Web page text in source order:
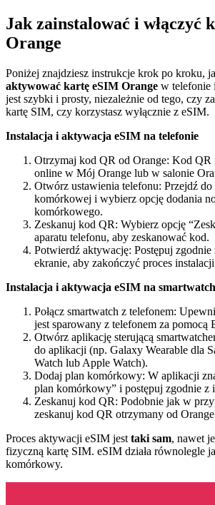
Jak zainstalować i włączyć
Orange
Poniżej znajdziesz instrukcje krok po kroku,
aktywować kartę eSIM Orange w telefonie
jest szybki i prosty, niezależnie od tego, czy
kartę SIM, czy korzystasz wyłącznie z eSIM.
Instalacja i aktywacja eSIM na telefonie
Otrzymaj kod QR od Orange: Kod QR
online w Mój Orange lub w salonie
Otwórz ustawienia telefonu: Przejdź do
komórkowej i wybierz opcję dodania
komórkowego.
Zeskanuj kod QR: Wybierz opcję
aparatu telefonu, aby zeskanować kod.
Potwierdź aktywację: Postępuj zgodnie
ekranie, aby zakończyć proces
Instalacja i aktywacja eSIM na
Połącz smartwatch z telefonem:
jest sparowany z telefonem za pomocą
Otwórz aplikację sterującą
do aplikacji (np. Galaxy Wearable dla
Watch lub Apple Watch).
Dodaj plan komórkowy: W aplikacji
plan komórkowy” i postępuj zgodnie z
Zeskanuj kod QR: Podobnie jak w
zeskanuj kod QR otrzymany od
Proces aktywacji eSIM jest taki sam, nawet
fizyczną kartę SIM. eSIM działa równolegle
komórkowy.